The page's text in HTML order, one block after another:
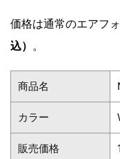
価格は通常のエアフ
込） 。
商品名
カラー
販売価格